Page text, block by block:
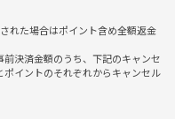
れた場合はポイント含め全額返金
決済金額のうち、下記のキャンセ
イントのそれぞれからキャンセル